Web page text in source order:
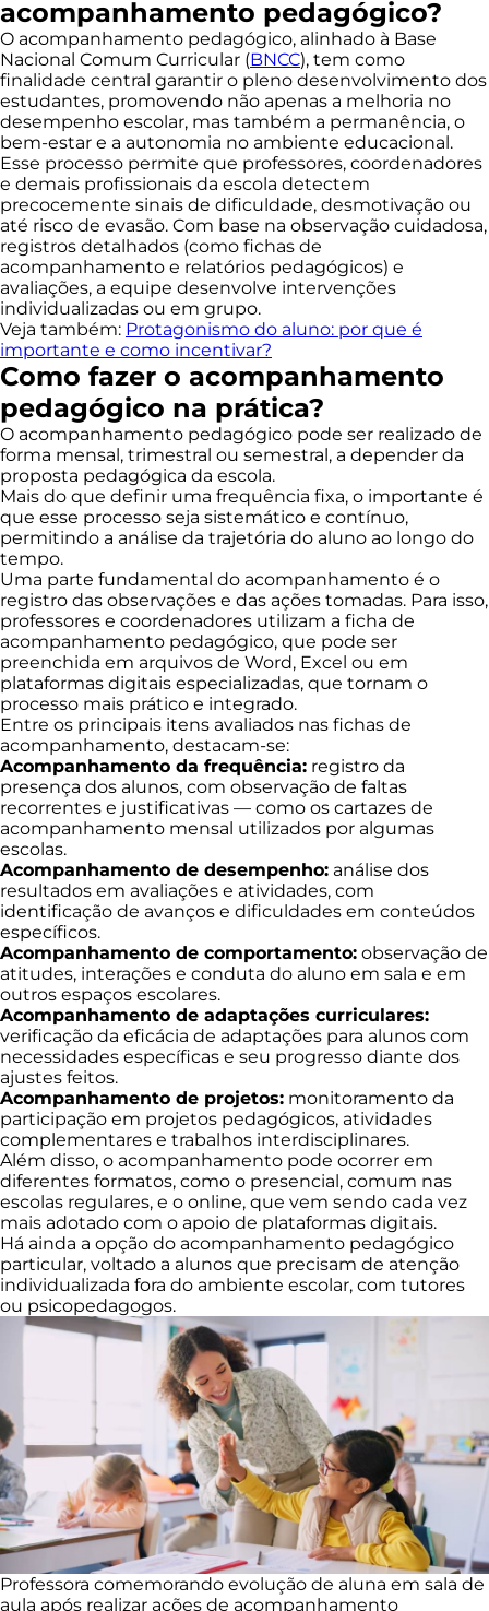
acompanhamento pedagógico?
O acompanhamento pedagógico, alinhado à Base
Nacional Comum Curricular (BNCC), tem como
finalidade central garantir o pleno desenvolvimento dos
estudantes, promovendo não apenas a melhoria no
desempenho escolar, mas também a permanência, o
bem-estar e a autonomia no ambiente educacional.
Esse processo permite que professores, coordenadores
e demais profissionais da escola detectem
precocemente sinais de dificuldade, desmotivação ou
até risco de evasão. Com base na observação cuidadosa,
registros detalhados (como fichas de
acompanhamento e relatórios pedagógicos) e
avaliações, a equipe desenvolve intervenções
individualizadas ou em grupo.
Veja também: Protagonismo do aluno: por que é
importante e como incentivar?
Como fazer o acompanhamento
pedagógico na prática?
O acompanhamento pedagógico pode ser realizado de
forma mensal, trimestral ou semestral, a depender da
proposta pedagógica da escola.
Mais do que definir uma frequência fixa, o importante é
que esse processo seja sistemático e contínuo,
permitindo a análise da trajetória do aluno ao longo do
tempo.
Uma parte fundamental do acompanhamento é o
registro das observações e das ações tomadas. Para isso,
professores e coordenadores utilizam a ficha de
acompanhamento pedagógico, que pode ser
preenchida em arquivos de Word, Excel ou em
plataformas digitais especializadas, que tornam o
processo mais prático e integrado.
Entre os principais itens avaliados nas fichas de
acompanhamento, destacam-se:
Acompanhamento da frequência: registro da
presença dos alunos, com observação de faltas
recorrentes e justificativas — como os cartazes de
acompanhamento mensal utilizados por algumas
escolas.
Acompanhamento de desempenho: análise dos
resultados em avaliações e atividades, com
identificação de avanços e dificuldades em conteúdos
específicos.
Acompanhamento de comportamento: observação de
atitudes, interações e conduta do aluno em sala e em
outros espaços escolares.
Acompanhamento de adaptações curriculares:
verificação da eficácia de adaptações para alunos com
necessidades específicas e seu progresso diante dos
ajustes feitos.
Acompanhamento de projetos: monitoramento da
participação em projetos pedagógicos, atividades
complementares e trabalhos interdisciplinares.
Além disso, o acompanhamento pode ocorrer em
diferentes formatos, como o presencial, comum nas
escolas regulares, e o online, que vem sendo cada vez
mais adotado com o apoio de plataformas digitais.
Há ainda a opção do acompanhamento pedagógico
particular, voltado a alunos que precisam de atenção
individualizada fora do ambiente escolar, com tutores
ou psicopedagogos.
Professora comemorando evolução de aluna em sala de
aula após realizar ações de acompanhamento